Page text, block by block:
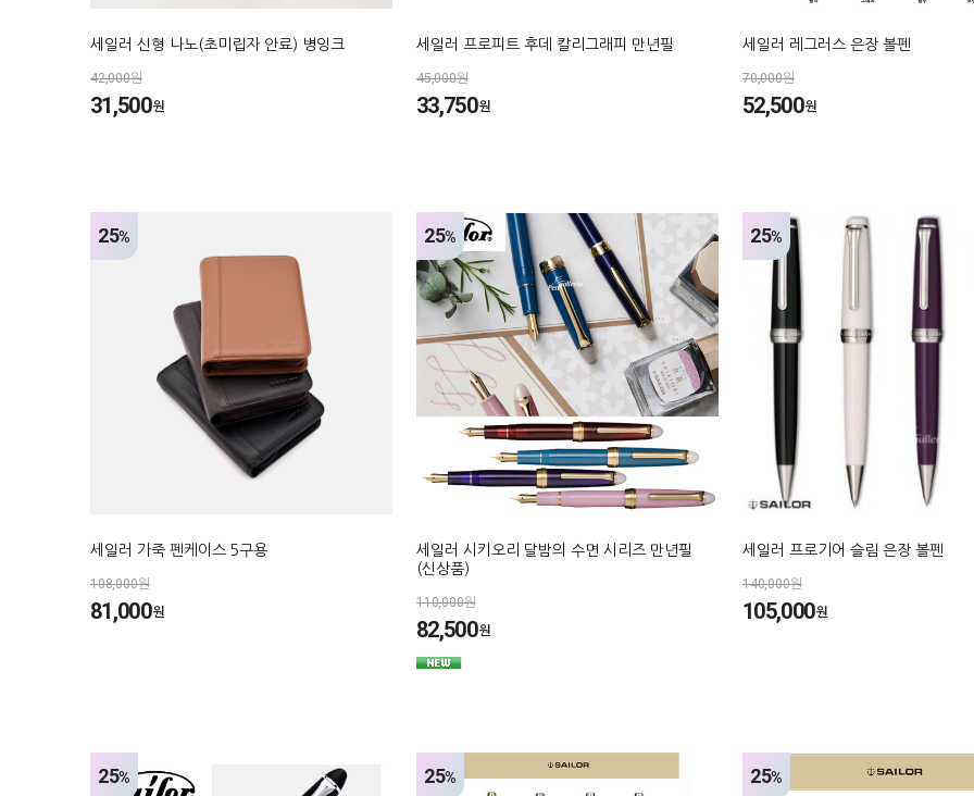
세일러 신형 나노(초미립자 안료) 병잉크
42,000원
31,500원
세일러 프로피트 후데 칼리그래피 만년필
45,000원
33,750원
세일러 레그러스 은장 볼펜
70,000원
52,500원
25%
세일러 가죽 펜케이스 5구용
108,000원
81,000원
25%
세일러 시키오리 달밤의 수면 시리즈 만년필
(신상품)
110,000원
82,500원
25%
세일러 프로기어 슬림 은장 볼펜
140,000원
105,000원
25% 25% 25%